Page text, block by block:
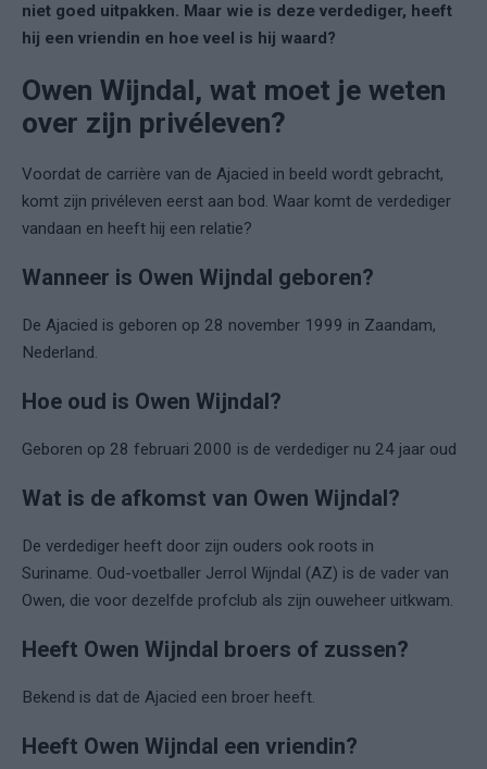
niet goed uitpakken. Maar wie is deze verdediger, heeft
hij een vriendin en hoe veel is hij waard?
Owen Wijndal, wat moet je weten
over zijn privéleven?
Voordat de carrière van de Ajacied in beeld wordt gebracht,
komt zijn privéleven eerst aan bod. Waar komt de verdediger
vandaan en heeft hij een relatie?
Wanneer is Owen Wijndal geboren?
De Ajacied is geboren op 28 november 1999 in Zaandam,
Nederland.
Hoe oud is Owen Wijndal?
Geboren op 28 februari 2000 is de verdediger nu 24 jaar oud
Wat is de afkomst van Owen Wijndal?
De verdediger heeft door zijn ouders ook roots in
Suriname. Oud-voetballer Jerrol Wijndal (AZ) is de vader van
Owen, die voor dezelfde profclub als zijn ouweheer uitkwam.
Heeft Owen Wijndal broers of zussen?
Bekend is dat de Ajacied een broer heeft.
Heeft Owen Wijndal een vriendin?